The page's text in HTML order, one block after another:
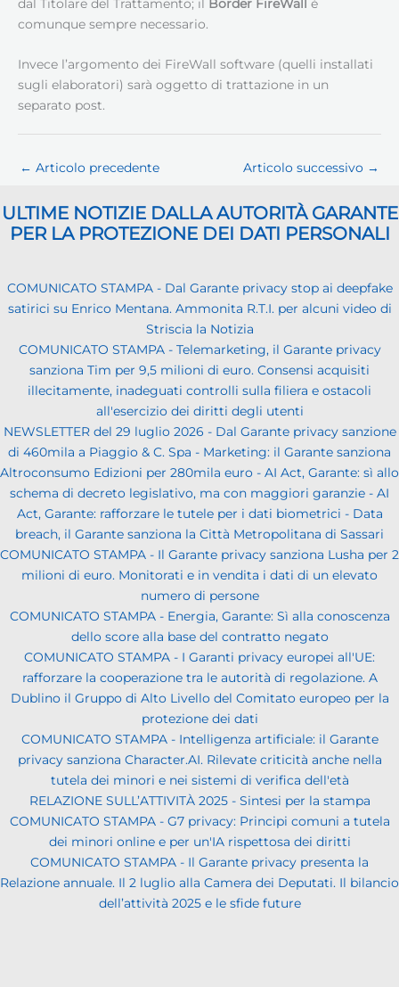
dal Titolare del Trattamento; il Border FireWall
è
comunque sempre necessario.
Invece l’argomento dei FireWall software (quelli installati
sugli elaboratori) sarà oggetto di trattazione in un
separato post.
← Articolo precedente Articolo successivo →
ULTIME NOTIZIE DALLA AUTORITÀ GARANTE
PER LA PROTEZIONE DEI DATI PERSONALI
COMUNICATO STAMPA - Dal Garante privacy stop ai deepfake
satirici su Enrico Mentana. Ammonita R.T.I. per alcuni video di
Striscia la Notizia
COMUNICATO STAMPA - Telemarketing, il Garante privacy
sanziona Tim per 9,5 milioni di euro. Consensi acquisiti
illecitamente, inadeguati controlli sulla filiera e ostacoli
all'esercizio dei diritti degli utenti
NEWSLETTER del 29 luglio 2026 - Dal Garante privacy sanzione
di 460mila a Piaggio & C. Spa - Marketing: il Garante sanziona
Altroconsumo Edizioni per 280mila euro - AI Act, Garante: sì allo
schema di decreto legislativo, ma con maggiori garanzie - AI
Act, Garante: rafforzare le tutele per i dati biometrici - Data
breach, il Garante sanziona la Città Metropolitana di Sassari
COMUNICATO STAMPA - Il Garante privacy sanziona Lusha per 2
milioni di euro. Monitorati e in vendita i dati di un elevato
numero di persone
COMUNICATO STAMPA - Energia, Garante: Sì alla conoscenza
dello score alla base del contratto negato
COMUNICATO STAMPA - I Garanti privacy europei all'UE:
rafforzare la cooperazione tra le autorità di regolazione. A
Dublino il Gruppo di Alto Livello del Comitato europeo per la
protezione dei dati
COMUNICATO STAMPA - Intelligenza artificiale: il Garante
privacy sanziona Character.AI. Rilevate criticità anche nella
tutela dei minori e nei sistemi di verifica dell'età
RELAZIONE SULL’ATTIVITÀ 2025 - Sintesi per la stampa
COMUNICATO STAMPA - G7 privacy: Principi comuni a tutela
dei minori online e per un'IA rispettosa dei diritti
COMUNICATO STAMPA - Il Garante privacy presenta la
Relazione annuale. Il 2 luglio alla Camera dei Deputati. Il bilancio
dell’attività 2025 e le sfide future